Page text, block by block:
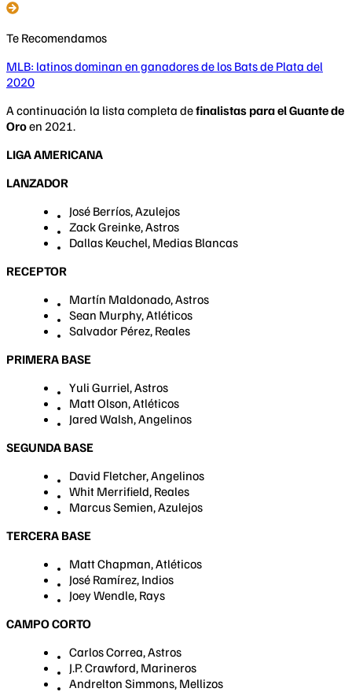
Te Recomendamos
MLB: latinos dominan en ganadores de los Bats de Plata del
2020
A continuación la lista completa definalistas para el Guante de
Oroen 2021.
LIGA AMERICANA
LANZADOR
José Berríos, Azulejos
Zack Greinke, Astros
Dallas Keuchel, Medias Blancas
RECEPTOR
Martín Maldonado, Astros
Sean Murphy, Atléticos
Salvador Pérez, Reales
PRIMERA BASE
Yuli Gurriel, Astros
Matt Olson, Atléticos
Jared Walsh, Angelinos
SEGUNDA BASE
David Fletcher, Angelinos
Whit Merrifield, Reales
Marcus Semien, Azulejos
TERCERA BASE
Matt Chapman, Atléticos
José Ramírez, Indios
Joey Wendle, Rays
CAMPO CORTO
Carlos Correa, Astros
J.P. Crawford, Marineros
Andrelton Simmons, Mellizos